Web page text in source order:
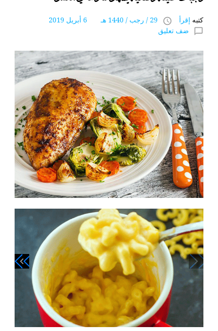
كتبه إقرأ access_time 29 / رجب / 1440 هـ 6 أبريل 2019
chat_bubble_outline ضف تعليق
navigate_before
navigate_next